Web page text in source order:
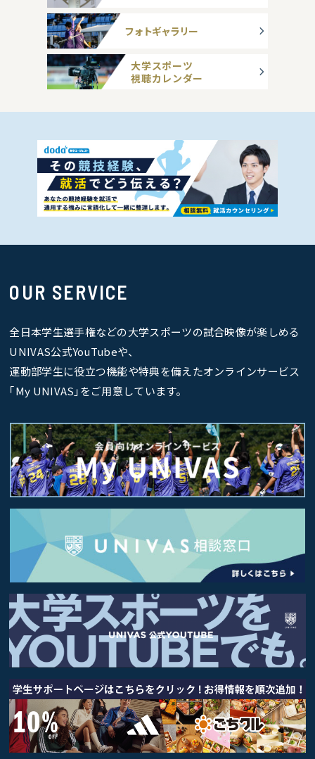
フォトギャラリー
大学スポーツ
視聴カレンダー
OUR SERVICE
全日本学生選手権などの大学スポーツの試合映像が楽しめる
UNIVAS公式YouTubeや、
運動部学生に役立つ機能や特典を備えたオンラインサービス
｢My UNIVAS｣をご用意しています。